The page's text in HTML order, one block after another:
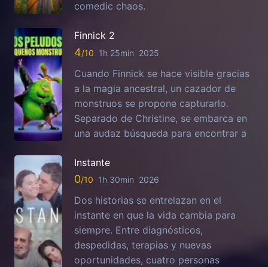
comedic chaos.
Finnick 2
4 1h 25min 2025
Cuando Finnick se hace visible gracias
a la magia ancestral, un cazador de
monstruos se propone capturarlo.
Separado de Christine, se embarca en
una audaz búsqueda para encontrar a
Instante
0 1h 30min 2026
Dos historias se entrelazan en el
instante en que la vida cambia para
siempre. Entre diagnósticos,
despedidas, terapias y nuevas
oportunidades, cuatro personas